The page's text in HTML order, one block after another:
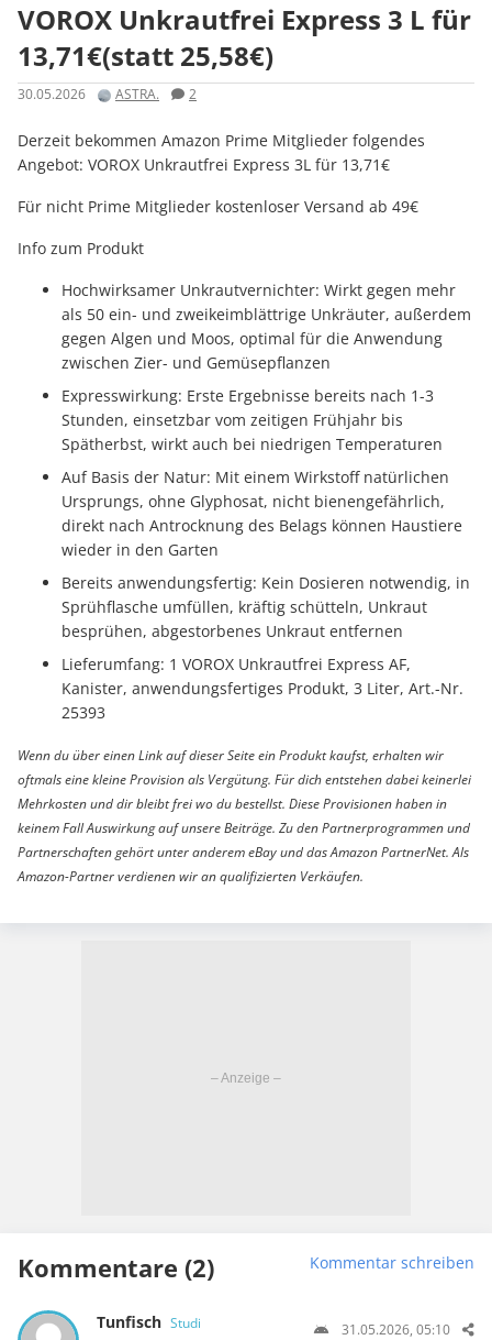
VOROX Unkrautfrei Express 3 L für
13,71€(statt 25,58€)
30.05.2026 ASTRA. 2
Derzeit bekommen Amazon Prime Mitglieder folgendes
Angebot: VOROX Unkrautfrei Express 3L für 13,71€
Für nicht Prime Mitglieder kostenloser Versand ab 49€
Info zum Produkt
Hochwirksamer Unkrautvernichter: Wirkt gegen mehr
als 50 ein- und zweikeimblättrige Unkräuter, außerdem
gegen Algen und Moos, optimal für die Anwendung
zwischen Zier- und Gemüsepflanzen
Expresswirkung: Erste Ergebnisse bereits nach 1-3
Stunden, einsetzbar vom zeitigen Frühjahr bis
Spätherbst, wirkt auch bei niedrigen Temperaturen
Auf Basis der Natur: Mit einem Wirkstoff natürlichen
Ursprungs, ohne Glyphosat, nicht bienengefährlich,
direkt nach Antrocknung des Belags können Haustiere
wieder in den Garten
Bereits anwendungsfertig: Kein Dosieren notwendig, in
Sprühflasche umfüllen, kräftig schütteln, Unkraut
besprühen, abgestorbenes Unkraut entfernen
Lieferumfang: 1 VOROX Unkrautfrei Express AF,
Kanister, anwendungsfertiges Produkt, 3 Liter, Art.-Nr.
25393
Wenn du über einen Link auf dieser Seite ein Produkt kaufst, erhalten wir
oftmals eine kleine Provision als Vergütung. Für dich entstehen dabei keinerlei
Mehrkosten und dir bleibt frei wo du bestellst. Diese Provisionen haben in
keinem Fall Auswirkung auf unsere Beiträge. Zu den Partnerprogrammen und
Partnerschaften gehört unter anderem eBay und das Amazon PartnerNet. Als
Amazon-Partner verdienen wir an qualifizierten Verkäufen.
Kommentare (2) Kommentar schreiben
Tunfisch Studi 31.05.2026, 05:10